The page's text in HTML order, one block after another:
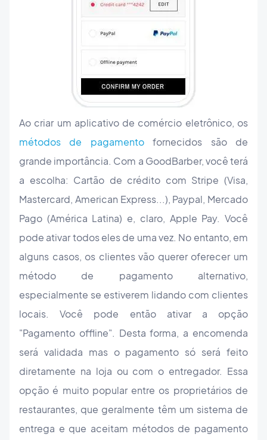
Ao criar um aplicativo de comércio eletrônico, os
métodos de pagamentofornecidos são de
grande importância. Com a GoodBarber, você terá
a escolha: Cartão de crédito com Stripe (Visa,
Mastercard, American Express...), Paypal, Mercado
Pago (América Latina) e, claro, Apple Pay. Você
pode ativar todos eles de uma vez. No entanto, em
alguns casos, os clientes vão querer oferecer um
método de pagamento alternativo,
especialmente se estiverem lidando com clientes
locais. Você pode então ativar a opção
"Pagamento offline". Desta forma, a encomenda
será validada mas o pagamento só será feito
diretamente na loja ou com o entregador. Essa
opção é muito popular entre os proprietários de
restaurantes, que geralmente têm um sistema de
entrega e que aceitam métodos de pagamento